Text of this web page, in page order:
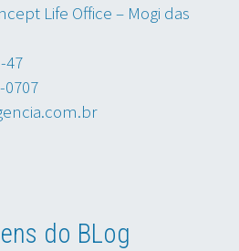
Life Office – Mogi das
47
0707
do BLog